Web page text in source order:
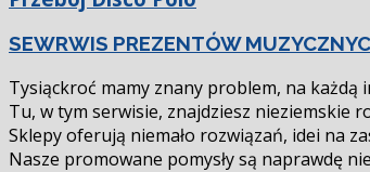
SEWRWIS PREZENTÓW
Tysiąckroć mamy znany problem, na każdą
Tu, w tym serwisie, znajdziesz nieziemskie
Sklepy oferują niemało rozwiązań, idei na
Nasze promowane pomysły są naprawdę